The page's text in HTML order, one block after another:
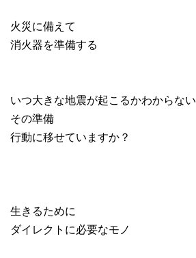
火災に備えて
消火器を準備する
いつ大きな地震が起こるかわからない
その準備
行動に移せていますか？
生きるために
ダイレクトに必要なモノ